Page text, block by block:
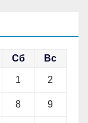
Сб Вс
1 2
8 9